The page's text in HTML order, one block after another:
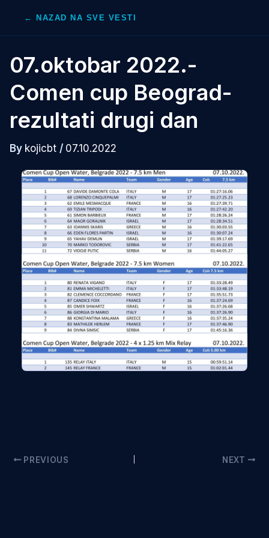
← NAZAD NA SVE VESTI
07.oktobar 2022.-
Comen cup Beograd-
rezultati drugi dan
By kojicbt / 07.10.2022
PREVIOUS NEXT